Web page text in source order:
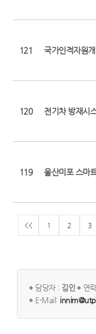
121 국가인적자원
120 전기차 방재시
119 울산미포 스마
<< 1 2 3
담당자 : 김인 연
E-Mail: